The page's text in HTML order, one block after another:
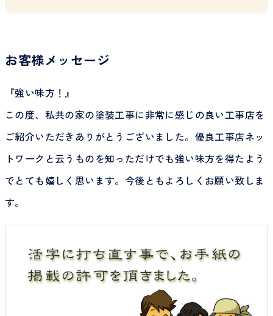
お客様メッセージ
『強い味方！』
この度、私共の家の塗装工事に非常に感じの良い工事店を
ご紹介いただきありがとうございました。優良工事店ネッ
トワークと云うものを知っただけでも強い味方を得たよう
でとても嬉しく思います。今後ともよろしくお願い致しま
す。